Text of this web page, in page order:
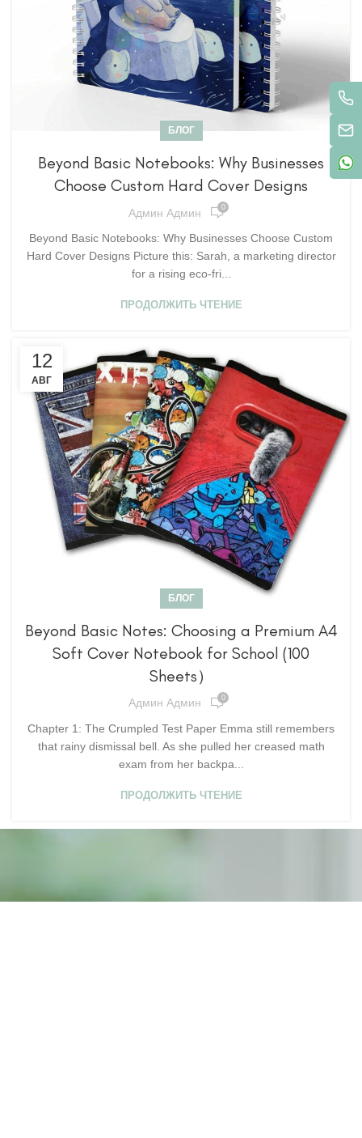
БЛОГ
Beyond Basic Notebooks: Why Businesses
Choose Custom Hard Cover Designs
Админ Админ 0
Beyond Basic Notebooks: Why Businesses Choose Custom
Hard Cover Designs Picture this: Sarah, a marketing director
for a rising eco-fri...
ПРОДОЛЖИТЬ ЧТЕНИЕ
12
АВГ
БЛОГ
Beyond Basic Notes: Choosing a Premium A4
Soft Cover Notebook for School (100
Sheets）
Админ Админ 0
Chapter 1: The Crumpled Test Paper Emma still remembers
that rainy dismissal bell. As she pulled her creased math
exam from her backpa...
ПРОДОЛЖИТЬ ЧТЕНИЕ